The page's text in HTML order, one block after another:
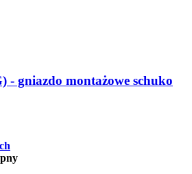
- gniazdo montażowe schuko